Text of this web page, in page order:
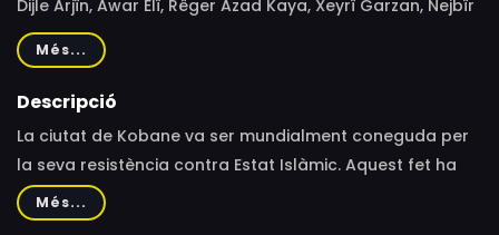
Dijle Arjîn, Awar Elî, Rêger Azad Kaya, Xeyrî Garzan, Nejbîr
Xanim, Mezher remedan Mame, Hicran cicek, Merzan
bekir
Més...
Descripció
La ciutat de Kobane va ser mundialment coneguda per
la seva resistència contra Estat Islàmic. Aquest fet ha
marcat la seva gent, però també la revolució social que
s’ha dut a terme a Rojava. Ens endinsem en la
Més...